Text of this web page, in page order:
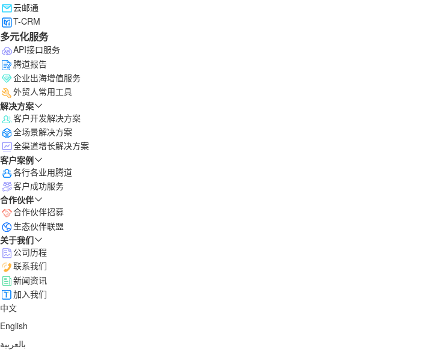
云邮通
T-CRM
多元化服务
API接口服务
腾道报告
企业出海增值服务
外贸人常用工具
解决方案
客户开发解决方案
全场景解决方案
全渠道增长解决方案
客户案例
各行各业用腾道
客户成功服务
合作伙伴
合作伙伴招募
生态伙伴联盟
关于我们
公司历程
联系我们
新闻资讯
加入我们
中文
English
بالعربية